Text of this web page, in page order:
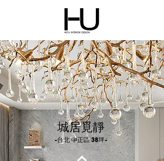
城居覓靜
-台北 中正區 38坪-